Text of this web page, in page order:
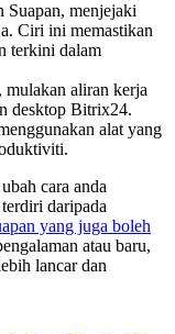
Suapan, menjejaki
Ciri ini memastikan
terkini dalam
mulakan aliran kerja
desktop Bitrix24.
alat yang
cara anda
daripada
yang juga boleh
atau baru,
lancar dan